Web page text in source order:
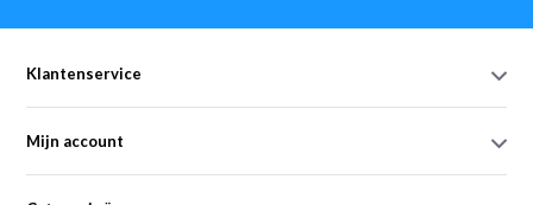
Klantenservice
Mijn account